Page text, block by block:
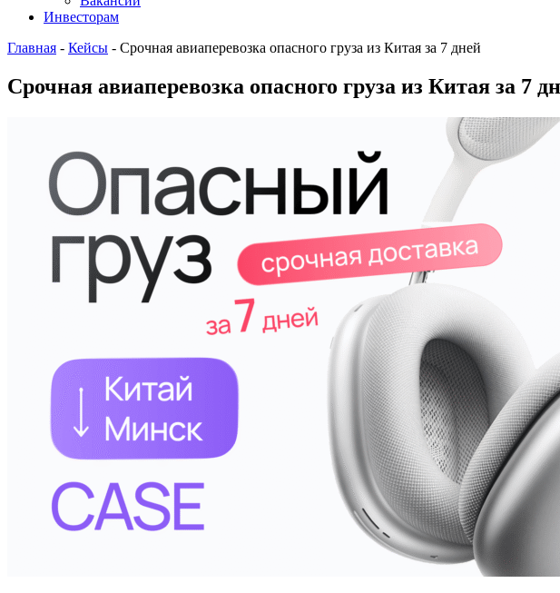
Инвесторам
Главная - Кейсы - Срочная авиаперевозка опасного груза из Китая за 7 дней
Срочная авиаперевозка опасного груза из Китая за 7